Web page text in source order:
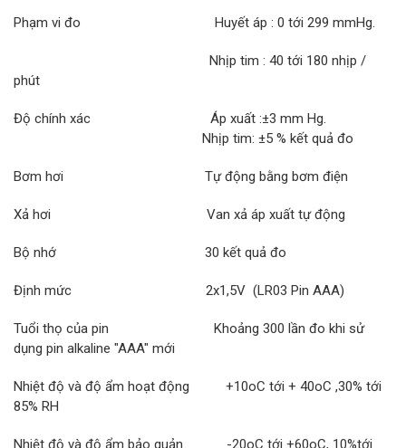
Phạm vi đo Huyết áp : 0 tới 299 mmHg.
Nhịp tim : 40 tới 180 nhịp /
phút
Độ chính xác Áp xuất :±3 mm Hg.
Nhịp tim: ±5 % kết quả đo
Bơm hơi Tự động bằng bơm điện
Xả hơi Van xả áp xuất tự động
Bộ nhớ 30 kết quả đo
Định mức 2x1,5V (LR03 Pin AAA)
Tuổi thọ của pin Khoảng 300 lần đo khi sử
dụng pin alkaline "AAA" mới
Nhiệt độ và độ ẩm hoạt động +10oC tới + 40oC ,30% tới
85% RH
Nhiệt độ và độ ẩm bảo quản -20oC tới +60oC, 10%tới